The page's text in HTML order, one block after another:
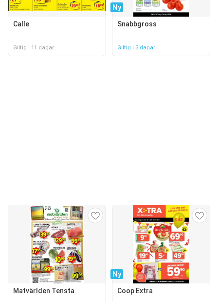
Calle
Giltig i 11 dagar
Ny
Snabbgross
Giltig i 3 dagar
Matvärlden Tensta
Ny
Coop Extra